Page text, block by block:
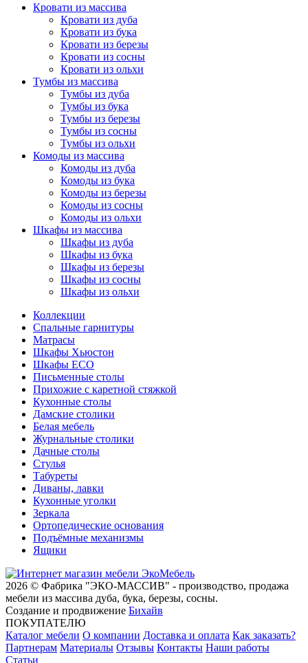
Кровати из массива
Кровати из дуба
Кровати из бука
Кровати из березы
Кровати из сосны
Кровати из ольхи
Тумбы из массива
Тумбы из дуба
Тумбы из бука
Тумбы из березы
Тумбы из сосны
Тумбы из ольхи
Комоды из массива
Комоды из дуба
Комоды из бука
Комоды из березы
Комоды из сосны
Комоды из ольхи
Шкафы из массива
Шкафы из дуба
Шкафы из бука
Шкафы из березы
Шкафы из сосны
Шкафы из ольхи
Коллекции
Спальные гарнитуры
Матрасы
Шкафы Хьюстон
Шкафы ECO
Письменные столы
Прихожие с каретной стяжкой
Кухонные столы
Дамские столики
Белая мебель
Журнальные столики
Дачные столы
Стулья
Табуреты
Диваны, лавки
Кухонные уголки
Зеркала
Ортопедические основания
Подъёмные механизмы
Ящики
2026 © Фабрика "ЭКО-МАССИВ" - производство, продажа
мебели из массива дуба, бука, березы, сосны.
Создание и продвижение Бихайв
ПОКУПАТЕЛЮ
Каталог мебели О компании Доставка и оплата Как заказать?
Партнерам Материалы Отзывы Контакты Наши работы
Статьи